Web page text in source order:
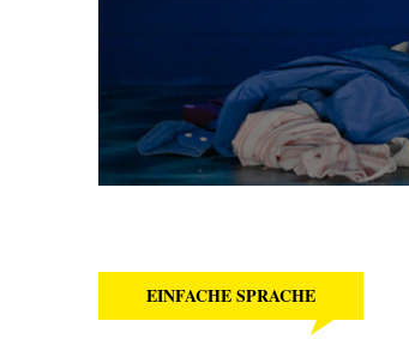
EINFACHE SPRACHE